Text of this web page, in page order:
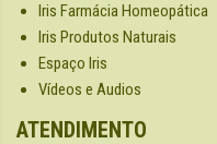
Iris Farmácia Homeopática
Iris Produtos Naturais
Espaço Iris
Vídeos e Audios
ATENDIMENTO